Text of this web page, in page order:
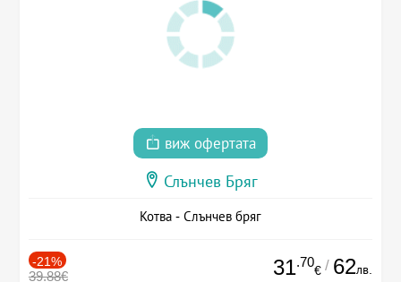
виж офертата
Слънчев Бряг
Котва - Слънчев бряг
-21%
39.88€ 31.70
€ / 62лв.